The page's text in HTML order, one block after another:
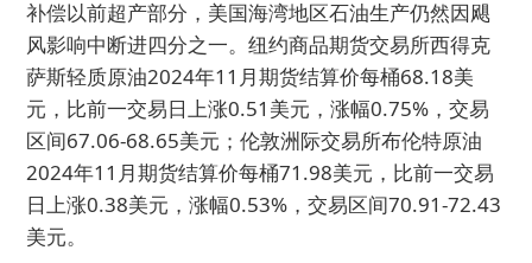
补偿以前超产部分，美国海湾地区石油生产仍然因飓
风影响中断进四分之一。纽约商品期货交易所西得克
萨斯轻质原油2024年11月期货结算价每桶68.18美
元，比前一交易日上涨0.51美元，涨幅0.75%，交易
区间67.06-68.65美元；伦敦洲际交易所布伦特原油
2024年11月期货结算价每桶71.98美元，比前一交易
日上涨0.38美元，涨幅0.53%，交易区间70.91-72.43
美元。